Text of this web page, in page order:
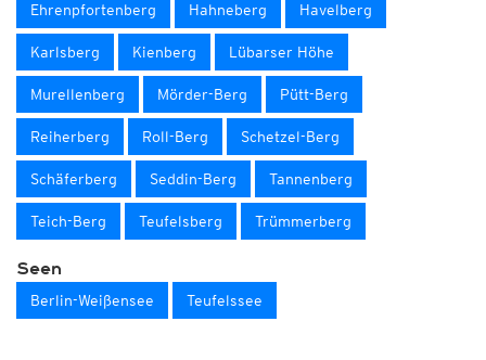
Ehrenpfortenberg Hahneberg Havelberg
Karlsberg Kienberg Lübarser Höhe
Murellenberg Mörder-Berg Pütt-Berg
Reiherberg Roll-Berg Schetzel-Berg
Schäferberg Seddin-Berg Tannenberg
Teich-Berg Teufelsberg Trümmerberg
Seen
Berlin-Weißensee Teufelssee